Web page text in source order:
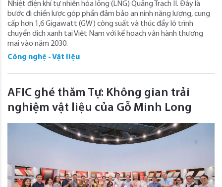
Nhiệt điện khí tự nhiên hóa lỏng (LNG) Quảng Trạch II. Đây là
bước đi chiến lược góp phần đảm bảo an ninh năng lượng, cung
cấp hơn 1,6 Gigawatt (GW) công suất và thúc đẩy lộ trình
chuyển dịch xanh tại Việt Nam với kế hoạch vận hành thương
mại vào năm 2030.
Công nghệ - Vật liệu
AFIC ghé thăm Tự: Không gian trải
nghiệm vật liệu của Gỗ Minh Long